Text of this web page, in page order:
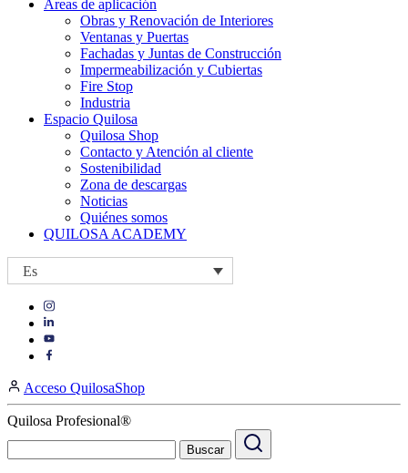
Áreas de aplicación
Obras y Renovación de Interiores
Ventanas y Puertas
Fachadas y Juntas de Construcción
Impermeabilización y Cubiertas
Fire Stop
Industria
Espacio Quilosa
Quilosa Shop
Contacto y Atención al cliente
Sostenibilidad
Zona de descargas
Noticias
Quiénes somos
QUILOSA ACADEMY
Es
Visit
https://www.instagram.com/quilosa_selena/
Visit
our
Visit
page
https://www.facebook.com/QuilosaSelenaIberia/
page
Acceso QuilosaShop
Quilosa Profesional®